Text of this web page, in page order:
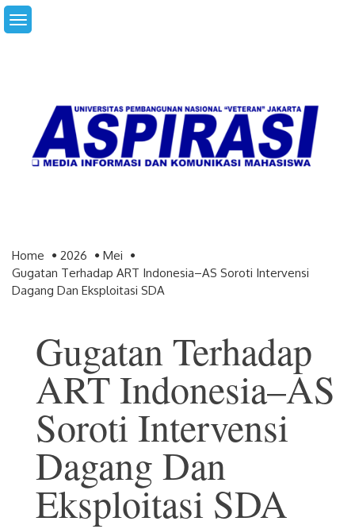
Skip
to
Home 2026
Mei
Gugatan Terhadap ART Indonesia–AS Soroti Intervensi
Dagang Dan Eksploitasi SDA
Gugatan Terhadap
ART Indonesia–AS
Soroti Intervensi
Dagang Dan
Eksploitasi SDA